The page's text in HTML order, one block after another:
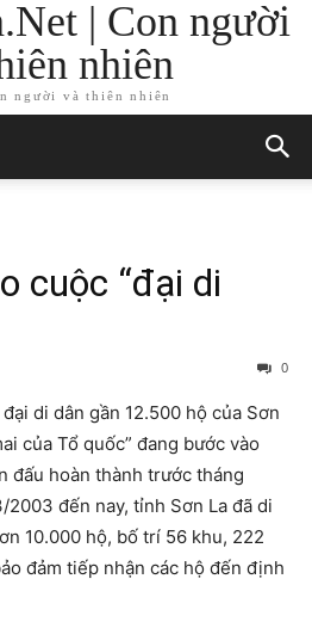
| Con người
nhiên
người và thiên nhiên
cuộc “đại di
0
di dân gần 12.500 hộ của Sơn
của Tổ quốc” đang bước vào
đấu hoàn thành trước tháng
đến nay, tỉnh Sơn La đã di
10.000 hộ, bố trí 56 khu, 222
đảm tiếp nhận các hộ đến định